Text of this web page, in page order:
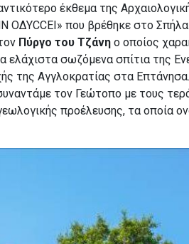
έκθεμα της
ΟΔΥCCEI» που βρέθηκε στο
Πύργο του Τζάνη ο οποίος
ελάχιστα σωζόμενα σπίτια της
της Αγγλοκρατίας στα
τον Γεώτοπο με τους
προέλευσης, τα οποία